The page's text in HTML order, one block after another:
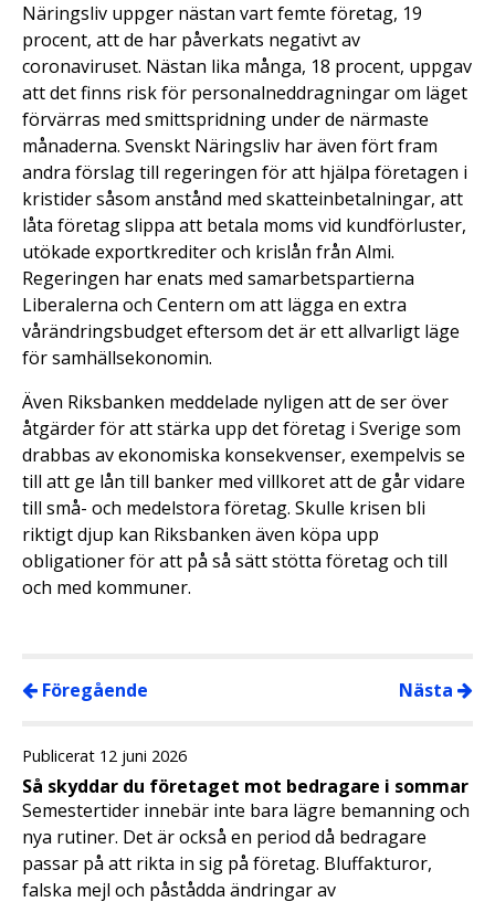
Näringsliv uppger nästan vart femte företag, 19
procent, att de har påverkats negativt av
coronaviruset. Nästan lika många, 18 procent, uppgav
att det finns risk för personalneddragningar om läget
förvärras med smittspridning under de närmaste
månaderna. Svenskt Näringsliv har även fört fram
andra förslag till regeringen för att hjälpa företagen i
kristider såsom anstånd med skatteinbetalningar, att
låta företag slippa att betala moms vid kundförluster,
utökade exportkrediter och krislån från Almi.
Regeringen har enats med samarbetspartierna
Liberalerna och Centern om att lägga en extra
vårändringsbudget eftersom det är ett allvarligt läge
för samhällsekonomin.
Även Riksbanken meddelade nyligen att de ser över
åtgärder för att stärka upp det företag i Sverige som
drabbas av ekonomiska konsekvenser, exempelvis se
till att ge lån till banker med villkoret att de går vidare
till små- och medelstora företag. Skulle krisen bli
riktigt djup kan Riksbanken även köpa upp
obligationer för att på så sätt stötta företag och till
och med kommuner.
Föregående Nästa
Publicerat 12 juni 2026
Så skyddar du företaget mot bedragare i sommar
Semestertider innebär inte bara lägre bemanning och
nya rutiner. Det är också en period då bedragare
passar på att rikta in sig på företag. Bluffakturor,
falska mejl och påstådda ändringar av